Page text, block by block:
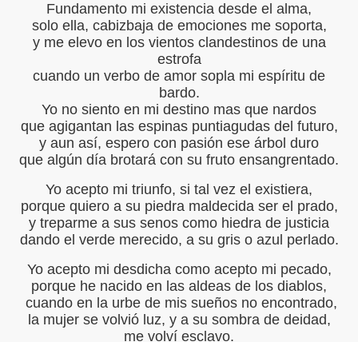
Fundamento mi existencia desde el alma,
solo ella, cabizbaja de emociones me soporta,
y me elevo en los vientos clandestinos de una
estrofa
cuando un verbo de amor sopla mi espíritu de
bardo.
Yo no siento en mi destino mas que nardos
que agigantan las espinas puntiagudas del futuro,
y aun así, espero con pasión ese árbol duro
que algún día brotará con su fruto ensangrentado.
Yo acepto mi triunfo, si tal vez el existiera,
porque quiero a su piedra maldecida ser el prado,
y treparme a sus senos como hiedra de justicia
dando el verde merecido, a su gris o azul perlado.
Yo acepto mi desdicha como acepto mi pecado,
porque he nacido en las aldeas de los diablos,
cuando en la urbe de mis sueños no encontrado,
la mujer se volvió luz, y a su sombra de deidad,
me volví esclavo.
: Las Voces del Silencio
:Buenos Aires y un amor Ausente
:Gipsy King
Gipsy King
Banalidades
MUJER Y HEMBRA
El Óleo de Picasso
FAILA